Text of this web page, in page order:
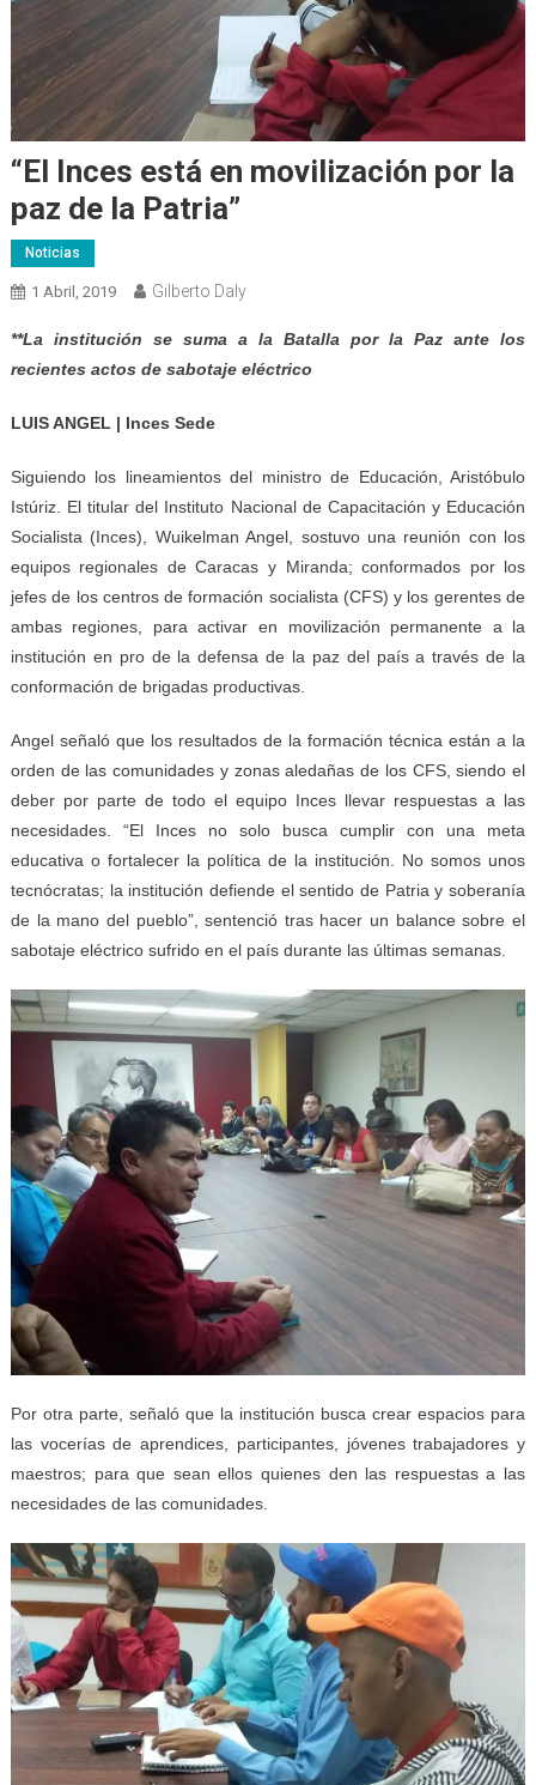
“El Inces está en movilización por la
paz de la Patria”
Noticias
1 Abril, 2019 Gilberto Daly
**La institución se suma a la Batalla por la Paz ante los
recientes actos de sabotaje eléctrico
LUIS ANGEL | Inces Sede
Siguiendo los lineamientos del ministro de Educación, Aristóbulo
Istúriz. El titular del Instituto Nacional de Capacitación y Educación
Socialista (Inces), Wuikelman Angel, sostuvo una reunión con los
equipos regionales de Caracas y Miranda; conformados por los
jefes de los centros de formación socialista (CFS) y los gerentes de
ambas regiones, para activar en movilización permanente a la
institución en pro de la defensa de la paz del país a través de la
conformación de brigadas productivas.
Angel señaló que los resultados de la formación técnica están a la
orden de las comunidades y zonas aledañas de los CFS, siendo el
deber por parte de todo el equipo Inces llevar respuestas a las
necesidades. “El Inces no solo busca cumplir con una meta
educativa o fortalecer la política de la institución. No somos unos
tecnócratas; la institución defiende el sentido de Patria y soberanía
de la mano del pueblo”, sentenció tras hacer un balance sobre el
sabotaje eléctrico sufrido en el país durante las últimas semanas.
Por otra parte, señaló que la institución busca crear espacios para
las vocerías de aprendices, participantes, jóvenes trabajadores y
maestros; para que sean ellos quienes den las respuestas a las
necesidades de las comunidades.